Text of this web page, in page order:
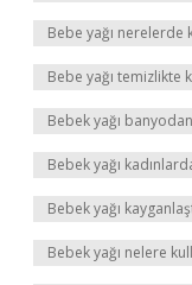
Bebe yağı nerelerde
Bebe yağı temizlikte
Bebek yağı
Bebek yağı
Bebek yağı
Bebek yağı nelere